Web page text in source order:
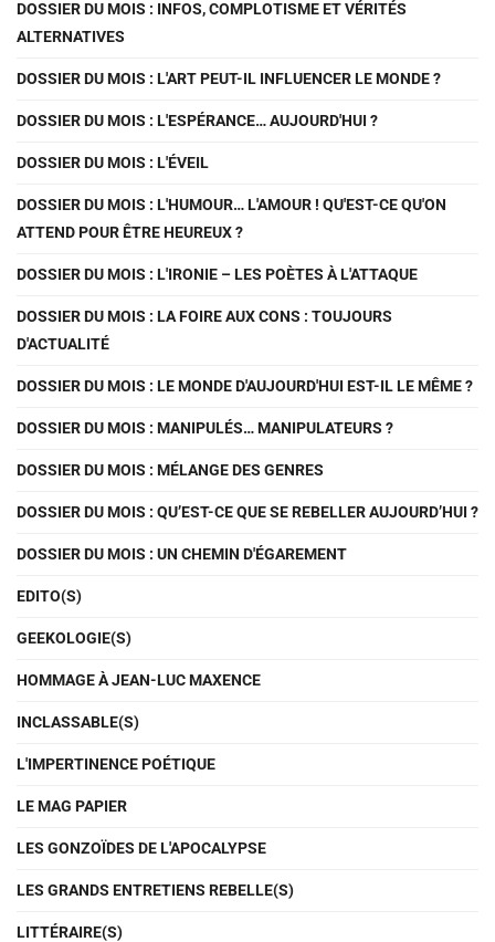
DOSSIER DU MOIS : INFOS, COMPLOTISME ET VÉRITÉS
ALTERNATIVES
DOSSIER DU MOIS : L'ART PEUT-IL INFLUENCER LE MONDE ?
DOSSIER DU MOIS : L'ESPÉRANCE… AUJOURD'HUI ?
DOSSIER DU MOIS : L'ÉVEIL
DOSSIER DU MOIS : L'HUMOUR… L'AMOUR ! QU'EST-CE QU'ON
ATTEND POUR ÊTRE HEUREUX ?
DOSSIER DU MOIS : L'IRONIE – LES POÈTES À L'ATTAQUE
DOSSIER DU MOIS : LA FOIRE AUX CONS : TOUJOURS
D'ACTUALITÉ
DOSSIER DU MOIS : LE MONDE D'AUJOURD'HUI EST-IL LE MÊME ?
DOSSIER DU MOIS : MANIPULÉS… MANIPULATEURS ?
DOSSIER DU MOIS : MÉLANGE DES GENRES
DOSSIER DU MOIS : QU’EST-CE QUE SE REBELLER AUJOURD’HUI ?
DOSSIER DU MOIS : UN CHEMIN D'ÉGAREMENT
EDITO(S)
GEEKOLOGIE(S)
HOMMAGE À JEAN-LUC MAXENCE
INCLASSABLE(S)
L'IMPERTINENCE POÉTIQUE
LE MAG PAPIER
LES GONZOÏDES DE L'APOCALYPSE
LES GRANDS ENTRETIENS REBELLE(S)
LITTÉRAIRE(S)